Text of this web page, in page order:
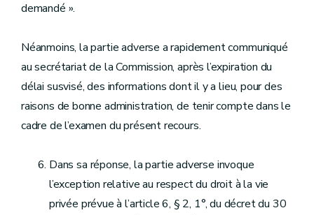
demandé ».
Néanmoins, la partie adverse a rapidement communiqué
au secrétariat de la Commission, après l’expiration du
délai susvisé, des informations dont il y a lieu, pour des
raisons de bonne administration, de tenir compte dans le
cadre de l’examen du présent recours.
Dans sa réponse, la partie adverse invoque
l’exception relative au respect du droit à la vie
privée prévue à l’article 6, § 2, 1°, du décret du 30